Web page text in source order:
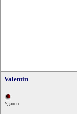
Valentin
Удален